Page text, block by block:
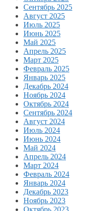
Сентябрь 2025
Август 2025
Июль 2025
Июнь 2025
Май 2025
Апрель 2025
Март 2025
Февраль 2025
Январь 2025
Декабрь 2024
Ноябрь 2024
Октябрь 2024
Сентябрь 2024
Август 2024
Июль 2024
Июнь 2024
Май 2024
Апрель 2024
Март 2024
Февраль 2024
Январь 2024
Декабрь 2023
Ноябрь 2023
Октябрь 2023